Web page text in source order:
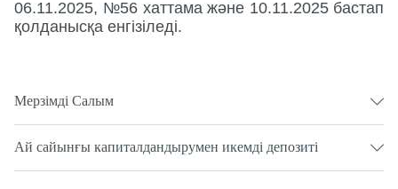
06.11.2025, №56 хаттама және 10.11.2025 бастап
қолданысқа енгізіледі.
Мерзімді Салым
Ай сайынғы капиталдандырумен икемді депозиті